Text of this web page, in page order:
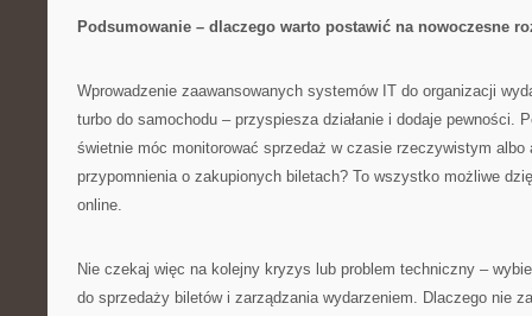
Podsumowanie – dlaczego warto postawić na nowoczesne
Wprowadzenie zaawansowanych systemów IT do organizacji
turbo do samochodu – przyspiesza działanie i dodaje pewności.
świetnie móc monitorować sprzedaż w czasie rzeczywistym albo
przypomnienia o zakupionych biletach? To wszystko możliwe
online.
Nie czekaj więc na kolejny kryzys lub problem techniczny –
do sprzedaży biletów i zarządzania wydarzeniem. Dlaczego nie